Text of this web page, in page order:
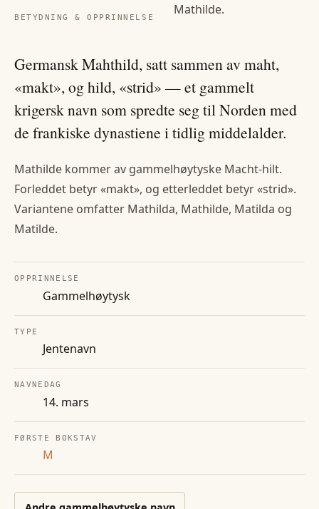
BETYDNING & OPPRINNELSE
Mathilde.
Germansk Mahthild, satt sammen av maht,
«makt», og hild, «strid» — et gammelt
krigersk navn som spredte seg til Norden med
de frankiske dynastiene i tidlig middelalder.
Mathilde kommer av gammelhøytyske Macht-hilt.
Forleddet betyr «makt», og etterleddet betyr «strid».
Variantene omfatter Mathilda, Mathilde, Matilda og
Matilde.
OPPRINNELSE
Gammelhøytysk
TYPE
Jentenavn
NAVNEDAG
14. mars
FØRSTE BOKSTAV
M